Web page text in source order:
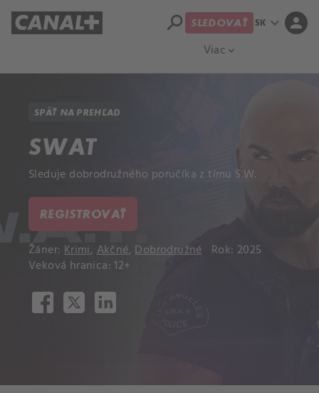
Viac expand_more
search SLEDOVAŤ SK expand_more person
SPÄŤ NA PREHĽAD
SWAT
Sleduje dobrodružného poručíka z tímu S.W.
REGISTROVAŤ
Žáner: Krimi, Akčné,Dobrodružné Rok: 2025
Veková hranica: 12+